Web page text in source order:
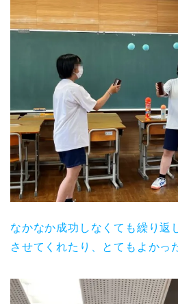
なかなか成功しなくても繰り返
させてくれたり、とてもよかっ